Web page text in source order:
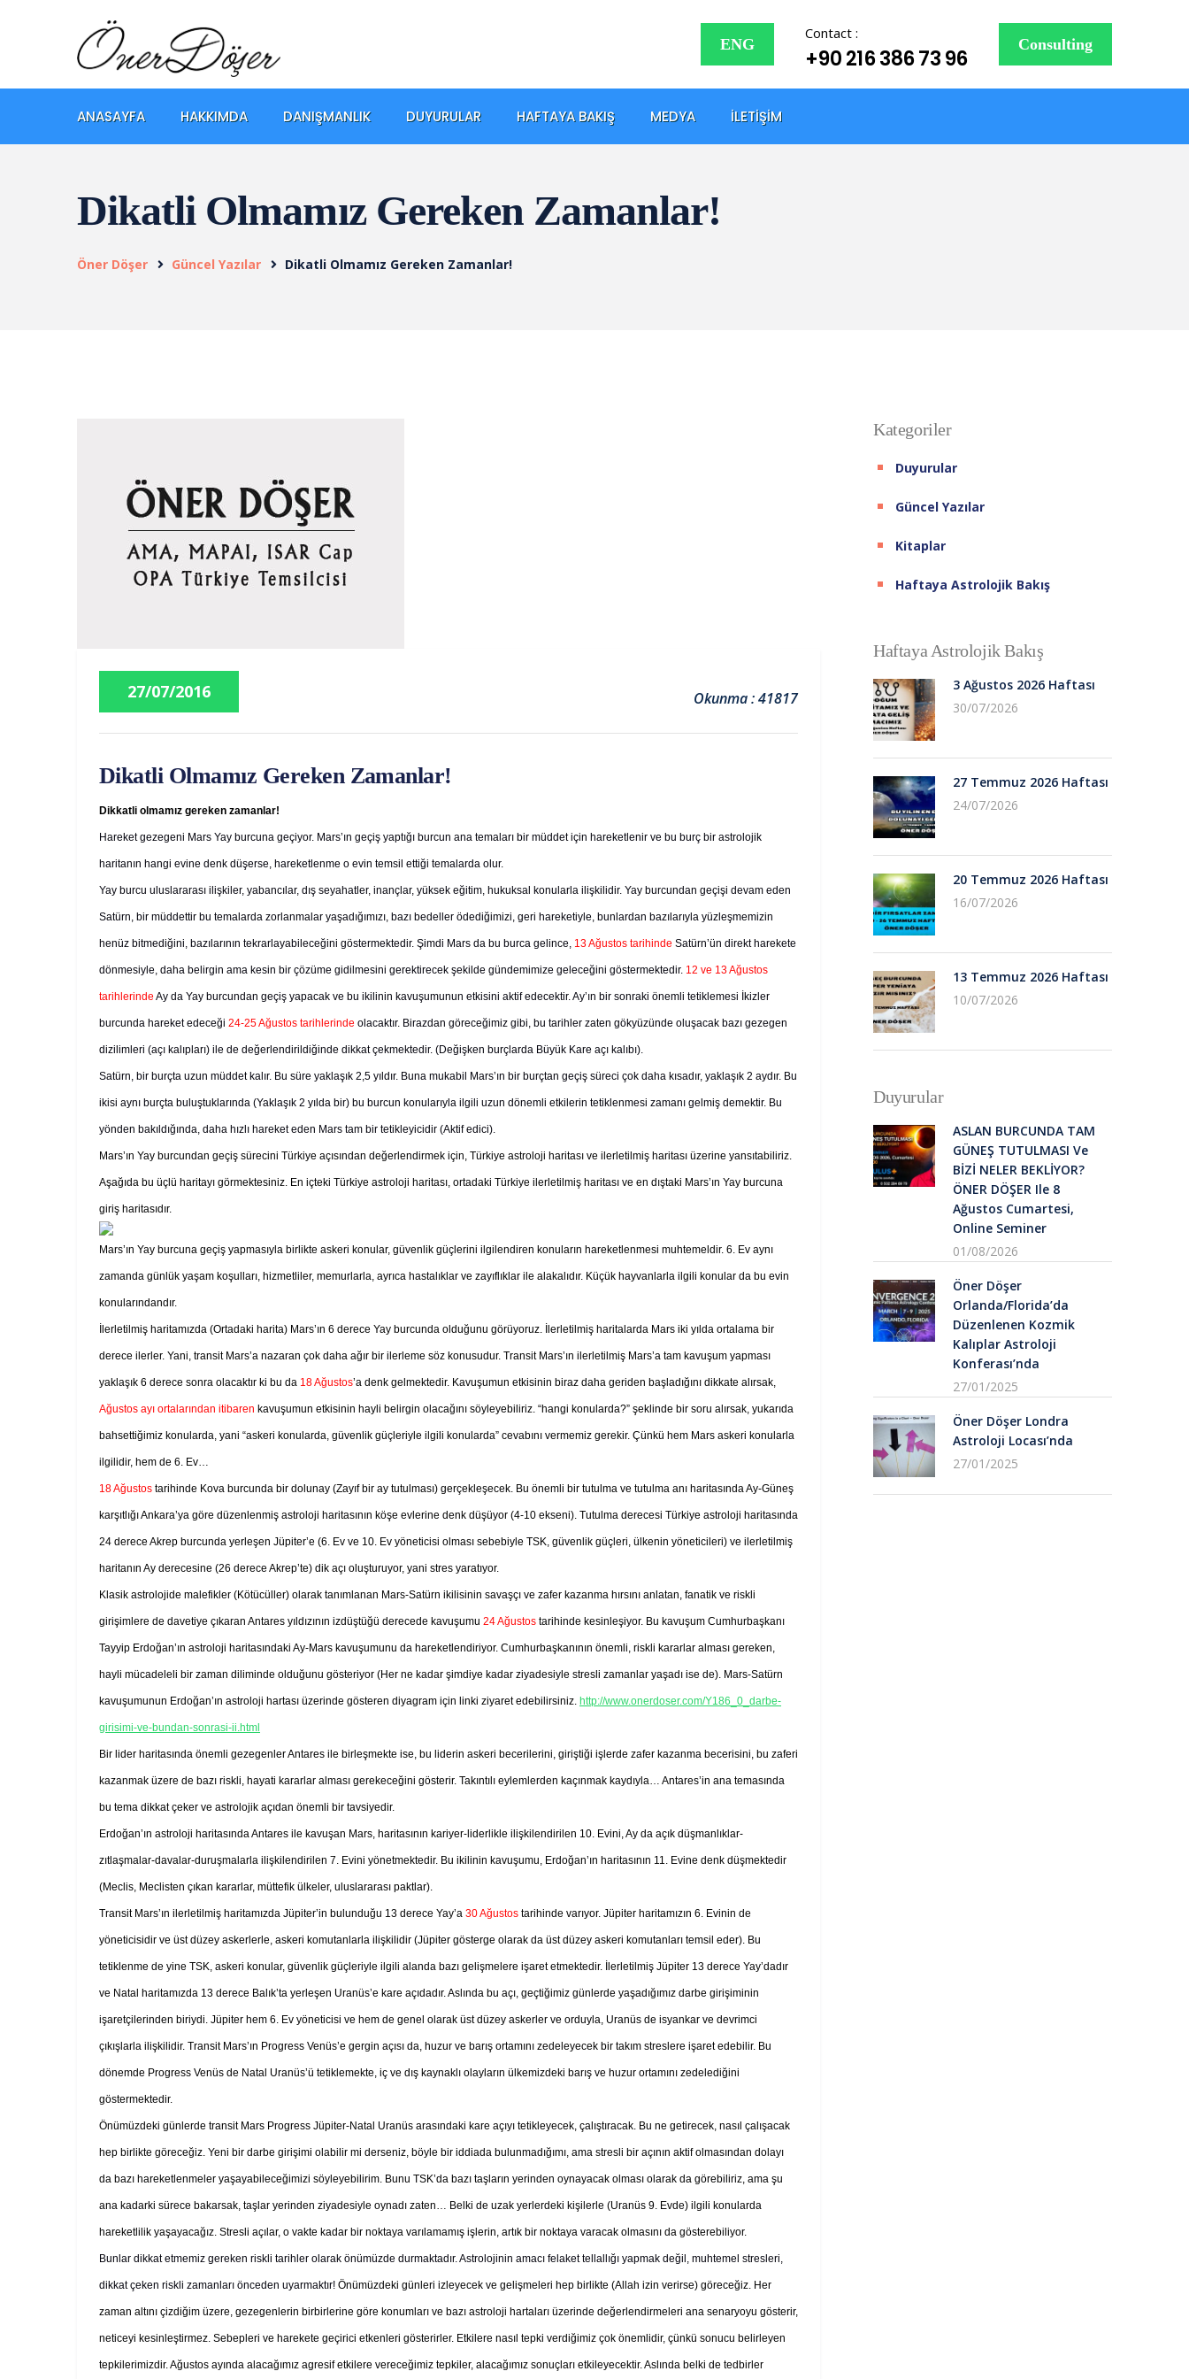
ENG
Contact :
+90 216 386 73 96
Consulting
ANASAYFA HAKKIMDA DANIŞMANLIK DUYURULAR HAFTAYA BAKIŞ MEDYA İLETIŞIM
Dikatli Olmamız Gereken Zamanlar!
Öner Döşer Güncel Yazılar Dikatli Olmamız Gereken Zamanlar!
27/07/2016 Okunma : 41817
Dikatli Olmamız Gereken Zamanlar!
Dikkatli olmamız gereken zamanlar!
Hareket gezegeni Mars Yay burcuna geçiyor. Mars’ın geçiş yaptığı burcun ana temaları bir müddet için hareketlenir ve bu burç bir astrolojik
haritanın hangi evine denk düşerse, hareketlenme o evin temsil ettiği temalarda olur.
Yay burcu uluslararası ilişkiler, yabancılar, dış seyahatler, inançlar, yüksek eğitim, hukuksal konularla ilişkilidir. Yay burcundan geçişi devam eden
Satürn, bir müddettir bu temalarda zorlanmalar yaşadığımızı, bazı bedeller ödediğimizi, geri hareketiyle, bunlardan bazılarıyla yüzleşmemizin
henüz bitmediğini, bazılarının tekrarlayabileceğini göstermektedir. Şimdi Mars da bu burca gelince, 13 Ağustos tarihinde Satürn’ün direkt harekete
dönmesiyle, daha belirgin ama kesin bir çözüme gidilmesini gerektirecek şekilde gündemimize geleceğini göstermektedir. 12 ve 13 Ağustos
tarihlerinde Ay da Yay burcundan geçiş yapacak ve bu ikilinin kavuşumunun etkisini aktif edecektir. Ay’ın bir sonraki önemli tetiklemesi İkizler
burcunda hareket edeceği 24-25 Ağustos tarihlerinde olacaktır. Birazdan göreceğimiz gibi, bu tarihler zaten gökyüzünde oluşacak bazı gezegen
dizilimleri (açı kalıpları) ile de değerlendirildiğinde dikkat çekmektedir. (Değişken burçlarda Büyük Kare açı kalıbı).
Satürn, bir burçta uzun müddet kalır. Bu süre yaklaşık 2,5 yıldır. Buna mukabil Mars’ın bir burçtan geçiş süreci çok daha kısadır, yaklaşık 2 aydır. Bu
ikisi aynı burçta buluştuklarında (Yaklaşık 2 yılda bir) bu burcun konularıyla ilgili uzun dönemli etkilerin tetiklenmesi zamanı gelmiş demektir. Bu
yönden bakıldığında, daha hızlı hareket eden Mars tam bir tetikleyicidir (Aktif edici).
Mars’ın Yay burcundan geçiş sürecini Türkiye açısından değerlendirmek için, Türkiye astroloji haritası ve ilerletilmiş haritası üzerine yansıtabiliriz.
Aşağıda bu üçlü haritayı görmektesiniz. En içteki Türkiye astroloji haritası, ortadaki Türkiye ilerletilmiş haritası ve en dıştaki Mars’ın Yay burcuna
giriş haritasıdır.
Mars’ın Yay burcuna geçiş yapmasıyla birlikte askeri konular, güvenlik güçlerini ilgilendiren konuların hareketlenmesi muhtemeldir. 6. Ev aynı
zamanda günlük yaşam koşulları, hizmetliler, memurlarla, ayrıca hastalıklar ve zayıflıklar ile alakalıdır. Küçük hayvanlarla ilgili konular da bu evin
konularındandır.
İlerletilmiş haritamızda (Ortadaki harita) Mars’ın 6 derece Yay burcunda olduğunu görüyoruz. İlerletilmiş haritalarda Mars iki yılda ortalama bir
derece ilerler. Yani, transit Mars’a nazaran çok daha ağır bir ilerleme söz konusudur. Transit Mars’ın ilerletilmiş Mars’a tam kavuşum yapması
yaklaşık 6 derece sonra olacaktır ki bu da 18 Ağustos’a denk gelmektedir. Kavuşumun etkisinin biraz daha geriden başladığını dikkate alırsak,
Ağustos ayı ortalarından itibaren kavuşumun etkisinin hayli belirgin olacağını söyleyebiliriz. “hangi konularda?” şeklinde bir soru alırsak, yukarıda
bahsettiğimiz konularda, yani “askeri konularda, güvenlik güçleriyle ilgili konularda” cevabını vermemiz gerekir. Çünkü hem Mars askeri konularla
ilgilidir, hem de 6. Ev…
18 Ağustos tarihinde Kova burcunda bir dolunay (Zayıf bir ay tutulması) gerçekleşecek. Bu önemli bir tutulma ve tutulma anı haritasında Ay-Güneş
karşıtlığı Ankara’ya göre düzenlenmiş astroloji haritasının köşe evlerine denk düşüyor (4-10 ekseni). Tutulma derecesi Türkiye astroloji haritasında
24 derece Akrep burcunda yerleşen Jüpiter’e (6. Ev ve 10. Ev yöneticisi olması sebebiyle TSK, güvenlik güçleri, ülkenin yöneticileri) ve ilerletilmiş
haritanın Ay derecesine (26 derece Akrep’te) dik açı oluşturuyor, yani stres yaratıyor.
Klasik astrolojide malefikler (Kötücüller) olarak tanımlanan Mars-Satürn ikilisinin savaşçı ve zafer kazanma hırsını anlatan, fanatik ve riskli
girişimlere de davetiye çıkaran Antares yıldızının izdüştüğü derecede kavuşumu 24 Ağustos tarihinde kesinleşiyor. Bu kavuşum Cumhurbaşkanı
Tayyip Erdoğan’ın astroloji haritasındaki Ay-Mars kavuşumunu da hareketlendiriyor. Cumhurbaşkanının önemli, riskli kararlar alması gereken,
hayli mücadeleli bir zaman diliminde olduğunu gösteriyor (Her ne kadar şimdiye kadar ziyadesiyle stresli zamanlar yaşadı ise de). Mars-Satürn
kavuşumunun Erdoğan’ın astroloji hartası üzerinde gösteren diyagram için linki ziyaret edebilirsiniz. http://www.onerdoser.com/Y186_0_darbe-
girisimi-ve-bundan-sonrasi-ii.html
Bir lider haritasında önemli gezegenler Antares ile birleşmekte ise, bu liderin askeri becerilerini, giriştiği işlerde zafer kazanma becerisini, bu zaferi
kazanmak üzere de bazı riskli, hayati kararlar alması gerekeceğini gösterir. Takıntılı eylemlerden kaçınmak kaydıyla… Antares’in ana temasında
bu tema dikkat çeker ve astrolojik açıdan önemli bir tavsiyedir.
Erdoğan’ın astroloji haritasında Antares ile kavuşan Mars, haritasının kariyer-liderlikle ilişkilendirilen 10. Evini, Ay da açık düşmanlıklar-
zıtlaşmalar-davalar-duruşmalarla ilişkilendirilen 7. Evini yönetmektedir. Bu ikilinin kavuşumu, Erdoğan’ın haritasının 11. Evine denk düşmektedir
(Meclis, Meclisten çıkan kararlar, müttefik ülkeler, uluslararası paktlar).
Transit Mars’ın ilerletilmiş haritamızda Jüpiter’in bulunduğu 13 derece Yay’a 30 Ağustos tarihinde varıyor. Jüpiter haritamızın 6. Evinin de
yöneticisidir ve üst düzey askerlerle, askeri komutanlarla ilişkilidir (Jüpiter gösterge olarak da üst düzey askeri komutanları temsil eder). Bu
tetiklenme de yine TSK, askeri konular, güvenlik güçleriyle ilgili alanda bazı gelişmelere işaret etmektedir. İlerletilmiş Jüpiter 13 derece Yay’dadır
ve Natal haritamızda 13 derece Balık’ta yerleşen Uranüs’e kare açıdadır. Aslında bu açı, geçtiğimiz günlerde yaşadığımız darbe girişiminin
işaretçilerinden biriydi. Jüpiter hem 6. Ev yöneticisi ve hem de genel olarak üst düzey askerler ve orduyla, Uranüs de isyankar ve devrimci
çıkışlarla ilişkilidir. Transit Mars’ın Progress Venüs’e gergin açısı da, huzur ve barış ortamını zedeleyecek bir takım streslere işaret edebilir. Bu
dönemde Progress Venüs de Natal Uranüs’ü tetiklemekte, iç ve dış kaynaklı olayların ülkemizdeki barış ve huzur ortamını zedelediğini
göstermektedir.
Önümüzdeki günlerde transit Mars Progress Jüpiter-Natal Uranüs arasındaki kare açıyı tetikleyecek, çalıştıracak. Bu ne getirecek, nasıl çalışacak
hep birlikte göreceğiz. Yeni bir darbe girişimi olabilir mi derseniz, böyle bir iddiada bulunmadığımı, ama stresli bir açının aktif olmasından dolayı
da bazı hareketlenmeler yaşayabileceğimizi söyleyebilirim. Bunu TSK’da bazı taşların yerinden oynayacak olması olarak da görebiliriz, ama şu
ana kadarki sürece bakarsak, taşlar yerinden ziyadesiyle oynadı zaten… Belki de uzak yerlerdeki kişilerle (Uranüs 9. Evde) ilgili konularda
hareketlilik yaşayacağız. Stresli açılar, o vakte kadar bir noktaya varılamamış işlerin, artık bir noktaya varacak olmasını da gösterebiliyor.
Bunlar dikkat etmemiz gereken riskli tarihler olarak önümüzde durmaktadır. Astrolojinin amacı felaket tellallığı yapmak değil, muhtemel stresleri,
dikkat çeken riskli zamanları önceden uyarmaktır! Önümüzdeki günleri izleyecek ve gelişmeleri hep birlikte (Allah izin verirse) göreceğiz. Her
zaman altını çizdiğim üzere, gezegenlerin birbirlerine göre konumları ve bazı astroloji hartaları üzerinde değerlendirmeleri ana senaryoyu gösterir,
neticeyi kesinleştirmez. Sebepleri ve harekete geçirici etkenleri gösterirler. Etkilere nasıl tepki verdiğimiz çok önemlidir, çünkü sonucu belirleyen
tepkilerimizdir. Ağustos ayında alacağımız agresif etkilere vereceğimiz tepkiler, alacağımız sonuçları etkileyecektir. Aslında belki de tedbirler
Kategoriler
Duyurular
Güncel Yazılar
Kitaplar
Haftaya Astrolojik Bakış
Haftaya Astrolojik Bakış
3 Ağustos 2026 Haftası
30/07/2026
27 Temmuz 2026 Haftası
24/07/2026
20 Temmuz 2026 Haftası
16/07/2026
13 Temmuz 2026 Haftası
10/07/2026
Duyurular
ASLAN BURCUNDA TAM
GÜNEŞ TUTULMASI Ve
BİZİ NELER BEKLİYOR?
ÖNER DÖŞER Ile 8
Ağustos Cumartesi,
Online Seminer
01/08/2026
Öner Döşer
Orlanda/Florida’da
Düzenlenen Kozmik
Kalıplar Astroloji
Konferası’nda
27/01/2025
Öner Döşer Londra
Astroloji Locası’nda
27/01/2025